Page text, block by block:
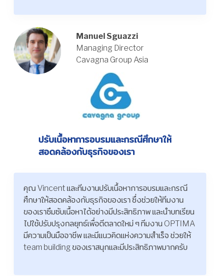
Manuel Sguazzi
Managing Director
Cavagna Group Asia
ปรับเนื้อหาการอบรมและกรณีศึกษาให้
สอดคล้องกับธุรกิจของเรา
คุณ Vincent และทีมงานปรับเนื้อหาการอบรมและกรณี
ศึกษาให้สอดคล้องกับธุรกิจของเรา ซึ่งช่วยให้ทีมงาน
ของเราซึมซับเนื้อหาได้อย่างมีประสิทธิภาพ และนำบทเรียน
ไปใช้ปรับปรุงกลยุทธ์เพื่อตีตลาดใหม่ ๆ ทีมงาน OPTIMA
มีความเป็นมืออาชีพ และมีแนวคิดแห่งความสำเร็จ ช่วยให้
team building ของเราสนุกและมีประสิทธิภาพมากครับ